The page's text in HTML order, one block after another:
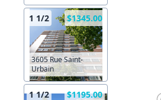
1 1/2 $1345.00
3605 Rue Saint-
Urbain
1 1/2 $1195.00